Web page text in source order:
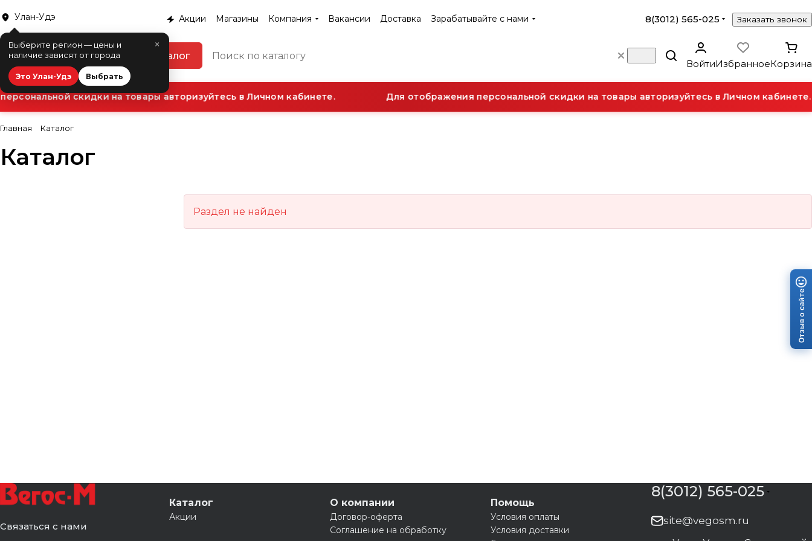
Улан-Удэ
×
Выберите регион — цены и
наличие зависят от города
Это Улан-Удэ Выбрать
Акции Магазины Компания Вакансии Доставка Зарабатывайте с нами 8(3012) 565-025 Заказать звонок
Каталог
ВойтиИзбранноеКорзина
скидки на товары авторизуйтесь в Личном кабинете. Для отображения персональной скидки на товары авторизуйтесь в Личном кабинете.
Главная Каталог
Каталог
Раздел не найден
Связаться с нами
Каталог
Акции
О компании
Договор-оферта
Соглашение на обработку
Помощь
Условия оплаты
Условия доставки
8(3012) 565-025
site@vegosm.ru
Отзыв о сайте